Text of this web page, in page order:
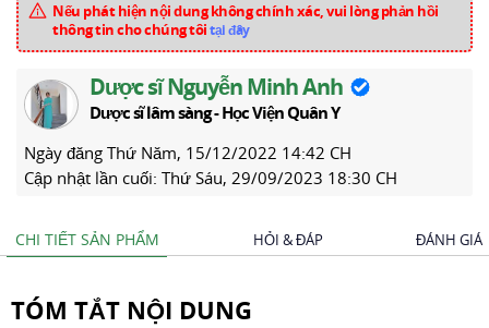
Nếu phát hiện nội dung không chính xác, vui lòng phản hồi
thông tin cho chúng tôitại đây
Dược sĩ Nguyễn Minh Anh
Dược sĩ lâm sàng - Học Viện Quân Y
Ngày đăng Thứ Năm, 15/12/2022 14:42 CH
Cập nhật lần cuối: Thứ Sáu, 29/09/2023 18:30 CH
CHI TIẾT SẢN PHẨM HỎI & ĐÁP ĐÁNH GIÁ
TÓM TẮT NỘI DUNG